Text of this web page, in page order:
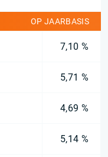
OP JAARBASIS
7,10 %
5,71 %
4,69 %
5,14 %